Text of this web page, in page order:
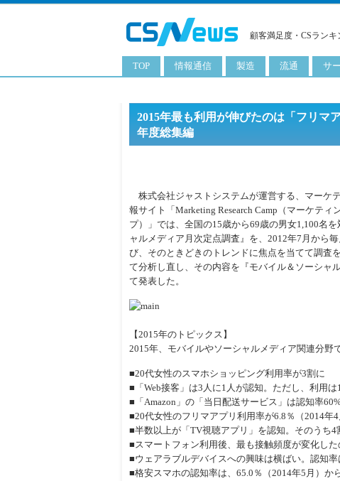
顧客満足度・CSラン
TOP 情報通信
タブレット
携帯電話
ITソリューション
ネットワーク製品
アプリ
ITサービス
製造
化粧品
流通
卸
通販
サ
保険
金融
エン
2015年最も利用が伸びたのは「フリマ
年度総集編
株式会社ジャストシステムが運営する、マーケ
報サイト「Marketing Research Camp（マーケティ
プ）」では、全国の15歳から69歳の男女1,100名
ャルメディア月次定点調査』を、2012年7月から
び、そのときどきのトレンドに焦点を当てて調査
て分析し直し、その内容を『モバイル＆ソーシャ
て発表した。
【2015年のトピックス】
2015年、モバイルやソーシャルメディア関連分野
■20代女性のスマホショッピング利用率が3割に
■「Web接客」は3人に1人が認知。ただし、利用
■「Amazon」の「当日配送サービス」は認知率
■20代女性のフリマアプリ利用率が6.8％（2014年
■半数以上が「TV視聴アプリ」を認知。そのうち4
■スマートフォン利用後、最も接触頻度が変化した
■ウェアラブルデバイスへの興味は横ばい。認知率
■格安スマホの認知率は、65.0％（2014年5月）か